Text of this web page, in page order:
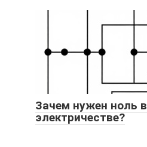
Зачем нужен ноль в
электричестве?